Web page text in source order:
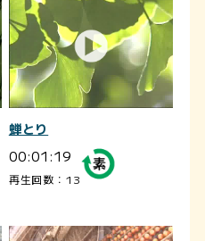
蝉とり
00:01:19
再生回数：13